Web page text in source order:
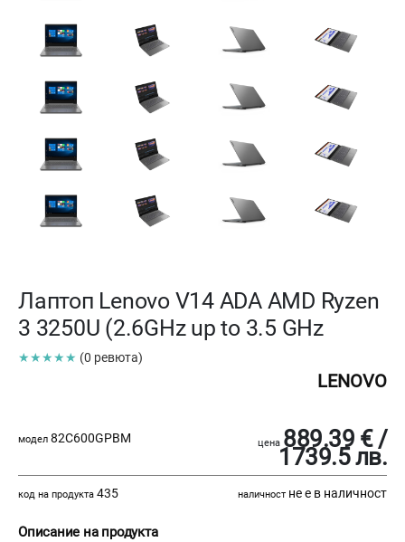
Лаптоп Lenovo V14 ADA AMD Ryzen
3 3250U (2.6GHz up to 3.5 GHz
★★★★★ (0 ревюта)
LENOVO
модел 82C600GPBM цена 889.39 € /
1739.5 лв.
код на продукта 435 наличност не е в наличност
Описание на продукта